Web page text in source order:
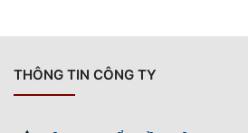
THÔNG TIN CÔNG TY